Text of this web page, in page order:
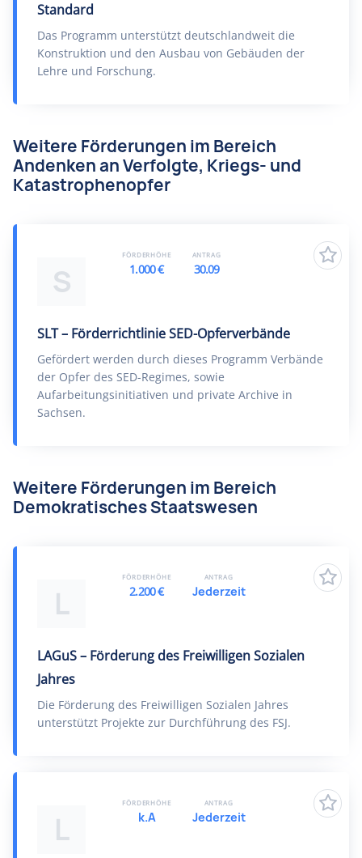
Standard
Das Programm unterstützt deutschlandweit die
Konstruktion und den Ausbau von Gebäuden der
Lehre und Forschung.
Weitere Förderungen im Bereich
Andenken an Verfolgte, Kriegs- und
Katastrophenopfer
S
SLT – Förderrichtlinie SED-Opferverbände
Gefördert werden durch dieses Programm Verbände
der Opfer des SED-Regimes, sowie
Aufarbeitungsinitiativen und private Archive in
Sachsen.
FÖRDERHÖHE
1.000 €
ANTRAG
30.09
Weitere Förderungen im Bereich
Demokratisches Staatswesen
L
LAGuS – Förderung des Freiwilligen Sozialen
Jahres
Die Förderung des Freiwilligen Sozialen Jahres
unterstützt Projekte zur Durchführung des FSJ.
FÖRDERHÖHE
2.200 €
ANTRAG
Jederzeit
L
FÖRDERHÖHE
k.A
ANTRAG
Jederzeit